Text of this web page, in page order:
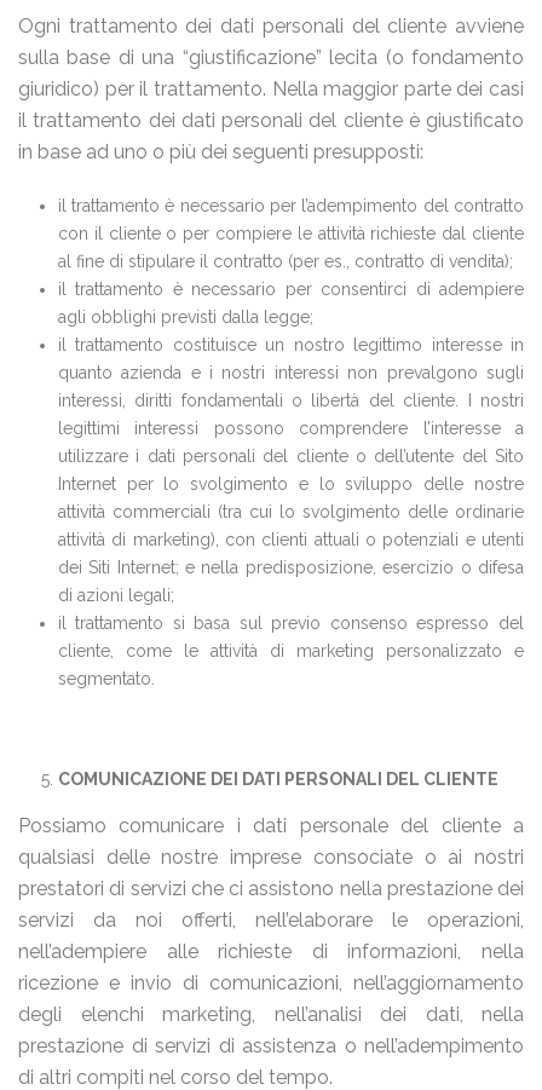
Ogni trattamento dei dati personali del cliente avviene
sulla base di una “giustificazione” lecita (o fondamento
giuridico) per il trattamento. Nella maggior parte dei casi
il trattamento dei dati personali del cliente è giustificato
in base ad uno o più dei seguenti presupposti:
il trattamento è necessario per l’adempimento del contratto
con il cliente o per compiere le attività richieste dal cliente
al fine di stipulare il contratto (per es., contratto di vendita);
il trattamento è necessario per consentirci di adempiere
agli obblighi previsti dalla legge;
il trattamento costituisce un nostro legittimo interesse in
quanto azienda e i nostri interessi non prevalgono sugli
interessi, diritti fondamentali o libertà del cliente. I nostri
legittimi interessi possono comprendere l’interesse a
utilizzare i dati personali del cliente o dell’utente del Sito
Internet per lo svolgimento e lo sviluppo delle nostre
attività commerciali (tra cui lo svolgimento delle ordinarie
attività di marketing), con clienti attuali o potenziali e utenti
dei Siti Internet; e nella predisposizione, esercizio o difesa
di azioni legali;
il trattamento si basa sul previo consenso espresso del
cliente, come le attività di marketing personalizzato e
segmentato.
COMUNICAZIONE DEI DATI PERSONALI DEL CLIENTE
Possiamo comunicare i dati personale del cliente a
qualsiasi delle nostre imprese consociate o ai nostri
prestatori di servizi che ci assistono nella prestazione dei
servizi da noi offerti, nell’elaborare le operazioni,
nell’adempiere alle richieste di informazioni, nella
ricezione e invio di comunicazioni, nell’aggiornamento
degli elenchi marketing, nell’analisi dei dati, nella
prestazione di servizi di assistenza o nell’adempimento
di altri compiti nel corso del tempo.